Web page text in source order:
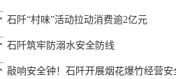
石阡“村味”活动拉动消费逾2亿元
石阡筑牢防溺水安全防线
敲响安全钟！石阡开展烟花爆竹经营